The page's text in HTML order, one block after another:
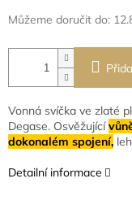
Můžeme doručit do:
Vonná svíčka ve zlaté
Degase. Osvěžující
dokonalém spojení,
Detailní informace